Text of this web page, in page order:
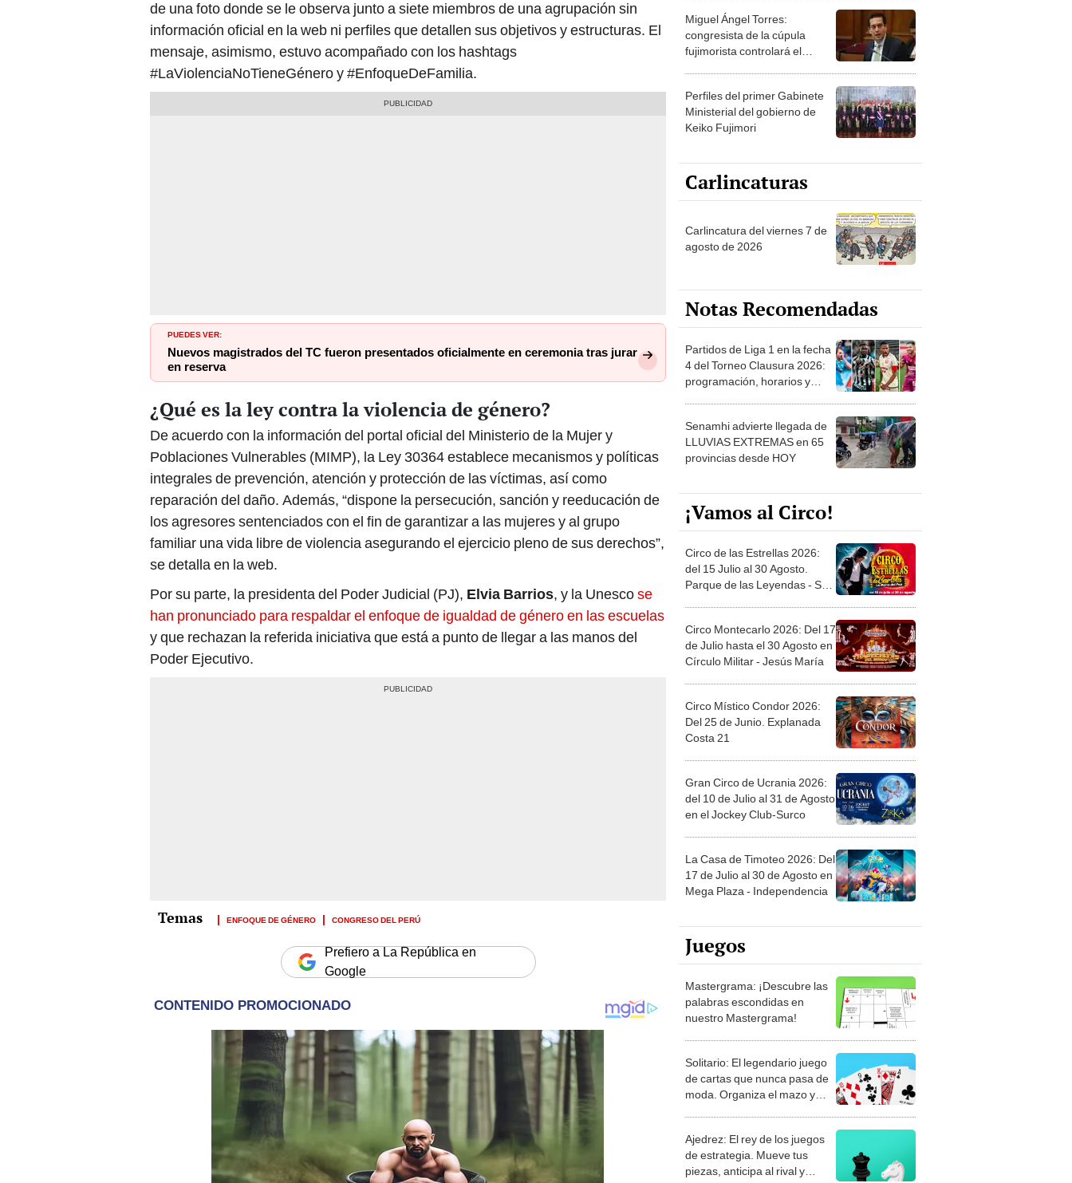
de una foto donde se le observa junto a siete miembros de una agrupación sin
información oficial en la web ni perfiles que detallen sus objetivos y estructuras. El
mensaje, asimismo, estuvo acompañado con los hashtags
#LaViolenciaNoTieneGénero y #EnfoqueDeFamilia.
PUEDES VER:
Nuevos magistrados del TC fueron presentados oficialmente en ceremonia tras jurar
en reserva
¿Qué es la ley contra la violencia de género?
De acuerdo con la información del portal oficial del Ministerio de la Mujer y
Poblaciones Vulnerables (MIMP), la Ley 30364 establece mecanismos y políticas
integrales de prevención, atención y protección de las víctimas, así como
reparación del daño. Además, “dispone la persecución, sanción y reeducación de
los agresores sentenciados con el fin de garantizar a las mujeres y al grupo
familiar una vida libre de violencia asegurando el ejercicio pleno de sus derechos”,
se detalla en la web.
Por su parte, la presidenta del Poder Judicial (PJ), Elvia Barrios, y la Unescose
han pronunciado para respaldar el enfoque de igualdad de género en las escuelas
y que rechazan la referida iniciativa que está a punto de llegar a las manos del
Poder Ejecutivo.
ENFOQUE DE GÉNERO CONGRESO DEL PERÚ
Prefiero a La República en
Google
Miguel Ángel Torres:
congresista de la cúpula
fujimorista controlará el
Perfiles del primer Gabinete
Ministerial del gobierno de
Keiko Fujimori
Carlincaturas
Carlincatura del viernes 7 de
agosto de 2026
Notas Recomendadas
Partidos de Liga 1 en la fecha
4 del Torneo Clausura 2026:
programación, horarios y
Senamhi advierte llegada de
LLUVIAS EXTREMAS en 65
provincias desde HOY
¡Vamos al Circo!
Circo de las Estrellas 2026:
del 15 Julio al 30 Agosto.
Parque de las Leyendas - San
Circo Montecarlo 2026: Del 17
de Julio hasta el 30 Agosto en
Círculo Militar - Jesús María
Circo Místico Condor 2026:
Del 25 de Junio. Explanada
Costa 21
Gran Circo de Ucrania 2026:
del 10 de Julio al 31 de Agosto
en el Jockey Club-Surco
La Casa de Timoteo 2026: Del
17 de Julio al 30 de Agosto en
Mega Plaza - Independencia
Juegos
Mastergrama: ¡Descubre las
palabras escondidas en
nuestro Mastergrama!
Solitario: El legendario juego
de cartas que nunca pasa de
moda. Organiza el mazo y
Ajedrez: El rey de los juegos
de estrategia. Mueve tus
piezas, anticipa al rival y